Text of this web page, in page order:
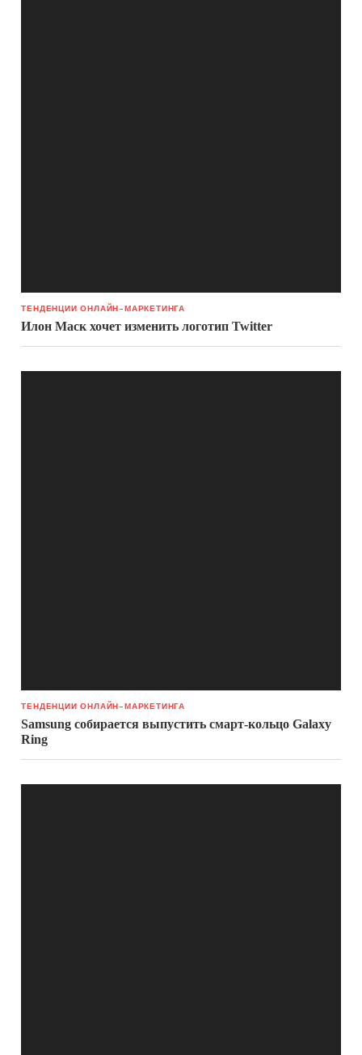
ТЕНДЕНЦИИ ОНЛАЙН-МАРКЕТИНГА
Илон Маск хочет изменить логотип Twitter
ТЕНДЕНЦИИ ОНЛАЙН-МАРКЕТИНГА
Samsung собирается выпустить смарт-кольцо Galaxy
Ring